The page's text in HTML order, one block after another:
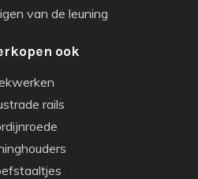
van de leuning
ook
rails